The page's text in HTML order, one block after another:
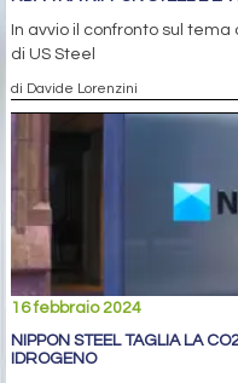
In avvio il confronto sul
di US Steel
di Davide Lorenzini
16 febbraio 2024
NIPPON STEEL TAGLIA LA
IDROGENO